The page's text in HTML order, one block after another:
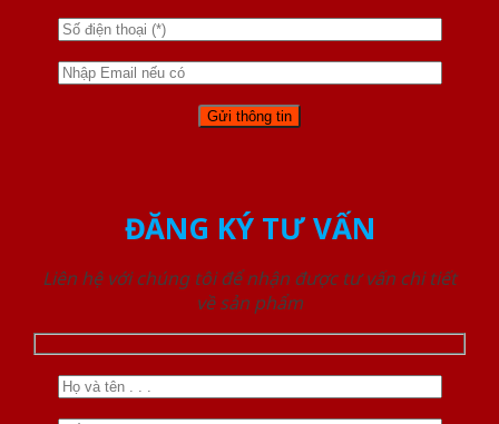
ĐĂNG KÝ TƯ VẤN
Liên hệ với chúng tôi để nhận được tư vấn chi tiết
về sản phẩm